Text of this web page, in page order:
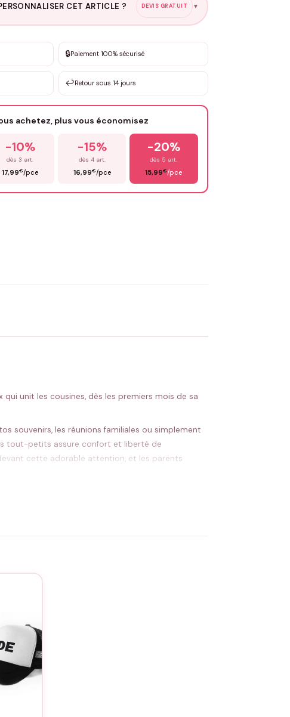
CET ARTICLE ? DEVIS GRATUIT ▼
mesure
de 3 à 10€ selon la demande
🔒Paiement 100% sécurisé
↩️Retour sous 14 jours
achetez, plus vous économisez
-10%
dès 3 art.
17,99€/pce
-15%
dès 4 art.
16,99€/pce
-20%
dès 5 art.
15,99€/pce
unit les cousines, dès les premiers mois de sa
souvenirs, les réunions familiales ou simplement
tout-petits assure confort et liberté de
cette adorable attention, et les parents
pour gâter sa petite cousine au quotidien.